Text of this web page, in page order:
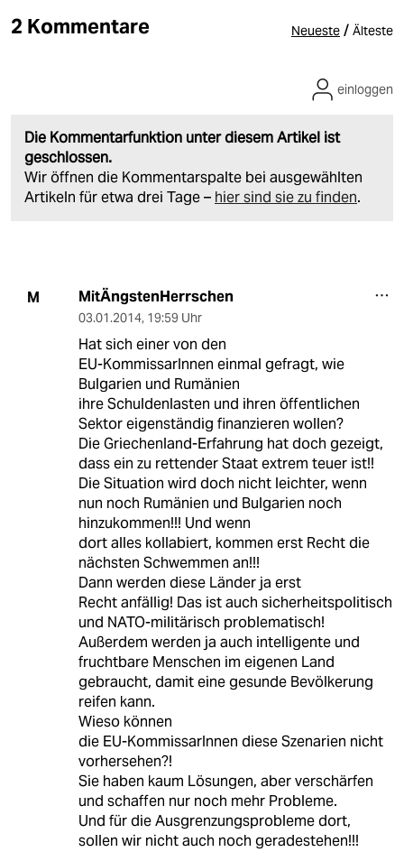
2 Kommentare Neueste / Älteste
Die Kommentarfunktion unter diesem Artikel ist
geschlossen.
Wir öffnen die Kommentarspalte bei ausgewählten
Artikeln für etwa drei Tage – hier sind sie zu finden.
einloggen
M MitÄngstenHerrschen
03.01.2014, 19:59 Uhr
Hat sich einer von den
EU-KommissarInnen einmal gefragt, wie
Bulgarien und Rumänien
ihre Schuldenlasten und ihren öffentlichen
Sektor eigenständig finanzieren wollen?
Die Griechenland-Erfahrung hat doch gezeigt,
dass ein zu rettender Staat extrem teuer ist!!
Die Situation wird doch nicht leichter, wenn
nun noch Rumänien und Bulgarien noch
hinzukommen!!! Und wenn
dort alles kollabiert, kommen erst Recht die
nächsten Schwemmen an!!!
Dann werden diese Länder ja erst
Recht anfällig! Das ist auch sicherheitspolitisch
und NATO-militärisch problematisch!
Außerdem werden ja auch intelligente und
fruchtbare Menschen im eigenen Land
gebraucht, damit eine gesunde Bevölkerung
reifen kann.
Wieso können
die EU-KommissarInnen diese Szenarien nicht
vorhersehen?!
Sie haben kaum Lösungen, aber verschärfen
und schaffen nur noch mehr Probleme.
Und für die Ausgrenzungsprobleme dort,
sollen wir nicht auch noch geradestehen!!!